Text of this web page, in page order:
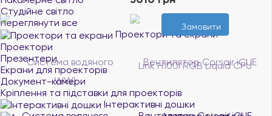
Студійне світло
переглянути все
Проектори та екрани
Проектори
Презентери
Екрани для проекторів
Документ-камери
Кріплення та підставки для проекторів
Інтерактивні дошки
Замовити